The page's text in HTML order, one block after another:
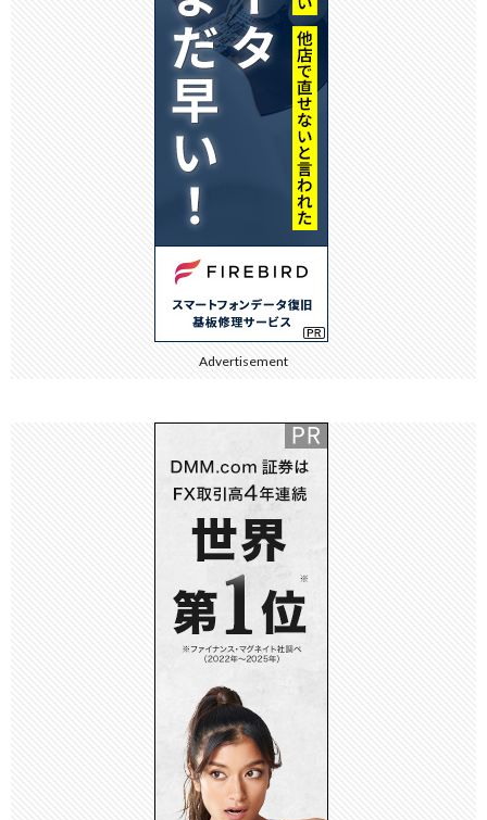
Advertisement